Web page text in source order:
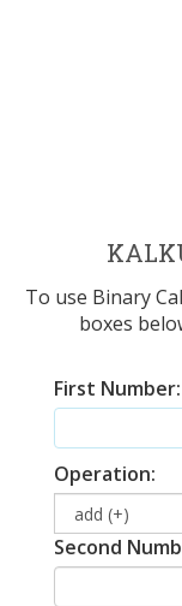
To use Binary
boxes
First Number:
Operation:
Second